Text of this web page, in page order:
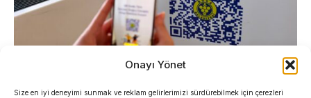
Onayı Yönet
Size en iyi deneyimi sunmak ve reklam gelirlerimizi sürdürebilmek için çerezleri